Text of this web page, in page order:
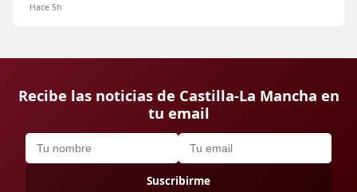
Hace 5h
Recibe las noticias de Castilla-La Mancha en
tu email
Suscribirme